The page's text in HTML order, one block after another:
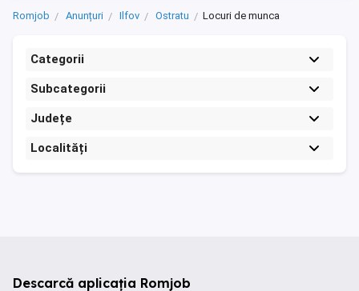
Romjob Anunțuri Ilfov Ostratu Locuri de munca
Categorii
Subcategorii
Județe
Localități
Descarcă aplicația Romjob